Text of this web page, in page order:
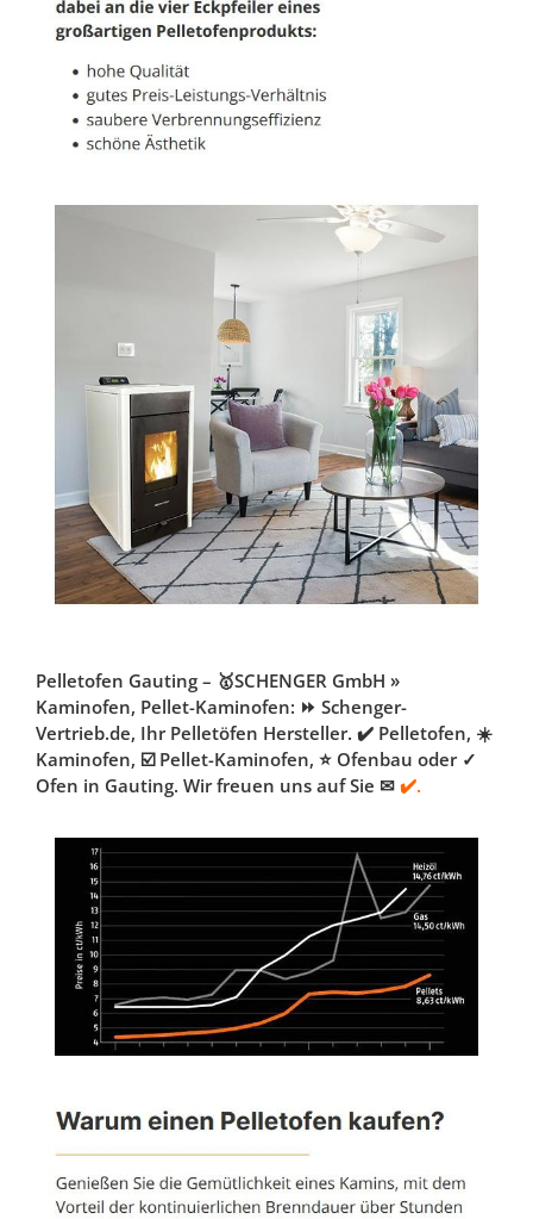
Pelletofen Gauting – 🥇SCHENGER GmbH »
Kaminofen, Pellet-Kaminofen: ⏩ Schenger-
Vertrieb.de, Ihr Pelletöfen Hersteller. ✔️ Pelletofen, ☀️
Kaminofen, ☑️ Pellet-Kaminofen, ⭐ Ofenbau oder ✓
Ofen in Gauting. Wir freuen uns auf Sie ✉ ✔️.